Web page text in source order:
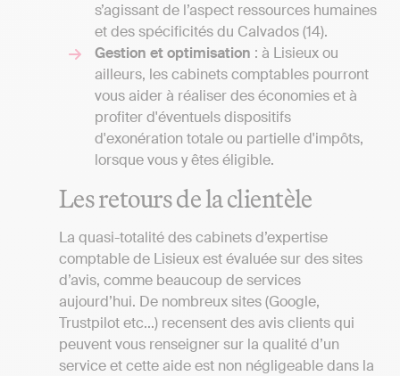
s’agissant de l’aspect ressources humaines
et des spécificités du Calvados (14).
Gestion et optimisation : à Lisieux ou
ailleurs, les cabinets comptables pourront
vous aider à réaliser des économies et à
profiter d'éventuels dispositifs
d'exonération totale ou partielle d'impôts,
lorsque vous y êtes éligible.
Les retours de la clientèle
La quasi-totalité des cabinets d’expertise
comptable de Lisieux est évaluée sur des sites
d’avis, comme beaucoup de services
aujourd’hui. De nombreux sites (Google,
Trustpilot etc...) recensent des avis clients qui
peuvent vous renseigner sur la qualité d’un
service et cette aide est non négligeable dans la